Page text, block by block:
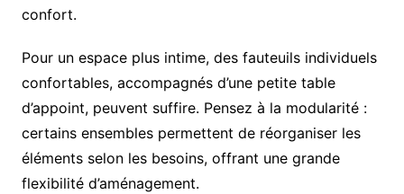
confort.
Pour un espace plus intime, des fauteuils individuels
confortables, accompagnés d’une petite table
d’appoint, peuvent suffire. Pensez à la modularité :
certains ensembles permettent de réorganiser les
éléments selon les besoins, offrant une grande
flexibilité d’aménagement.